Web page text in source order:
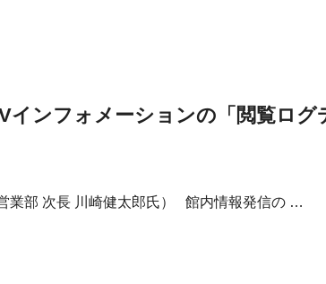
ンフォメーションの「閲覧ログ
業部 次長 川崎健太郎氏） 館内情報発信の …